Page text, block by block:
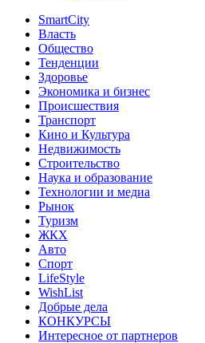
SmartCity
Власть
Общество
Тенденции
Здоровье
Экономика и бизнес
Происшествия
Транспорт
Кино и Культура
Недвижимость
Строительство
Наука и образование
Технологии и медиа
Рынок
Туризм
ЖКХ
Авто
Спорт
LifeStyle
WishList
Добрые дела
КОНКУРСЫ
Интересное от партнеров